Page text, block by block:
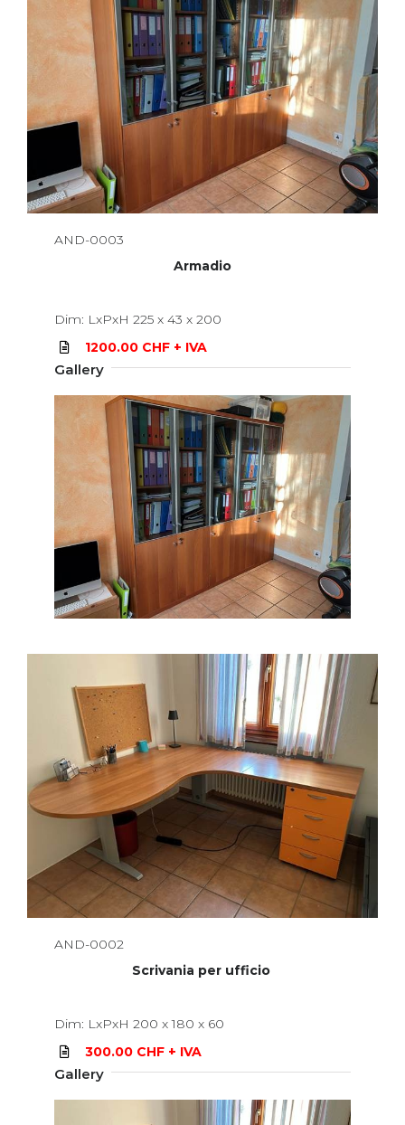
AND-0003
Armadio
Dim: LxPxH 225 x 43 x 200
1200.00 CHF + IVA
Gallery
AND-0002
Scrivania per ufficio
Dim: LxPxH 200 x 180 x 60
300.00 CHF + IVA
Gallery